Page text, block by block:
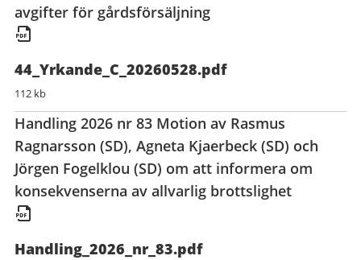
avgifter för gårdsförsäljning
44_Yrkande_C_20260528.pdf
112 kb
Handling 2026 nr 83 Motion av Rasmus
Ragnarsson (SD), Agneta Kjaerbeck (SD) och
Jörgen Fogelklou (SD) om att informera om
konsekvenserna av allvarlig brottslighet
Handling_2026_nr_83.pdf